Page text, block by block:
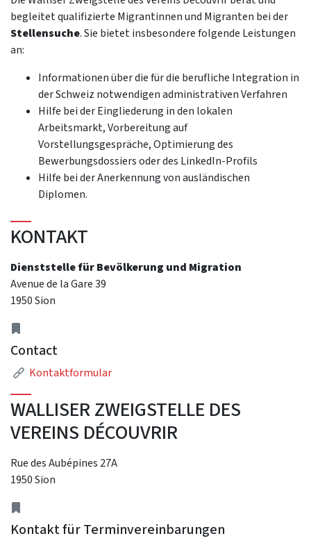
begleitet qualifizierte Migrantinnen und Migranten bei der
Stellensuche. Sie bietet insbesondere folgende Leistungen
an:
Informationen über die für die berufliche Integration in
der Schweiz notwendigen administrativen Verfahren
Hilfe bei der Eingliederung in den lokalen
Arbeitsmarkt, Vorbereitung auf
Vorstellungsgespräche, Optimierung des
Bewerbungsdossiers oder des LinkedIn-Profils
Hilfe bei der Anerkennung von ausländischen
Diplomen.
KONTAKT
Dienststelle für Bevölkerung und Migration
Avenue de la Gare 39
1950 Sion
Contact
Link
Kontaktformular
WALLISER ZWEIGSTELLE DES
VEREINS DÉCOUVRIR
Rue des Aubépines 27A
1950 Sion
Kontakt für Terminvereinbarungen